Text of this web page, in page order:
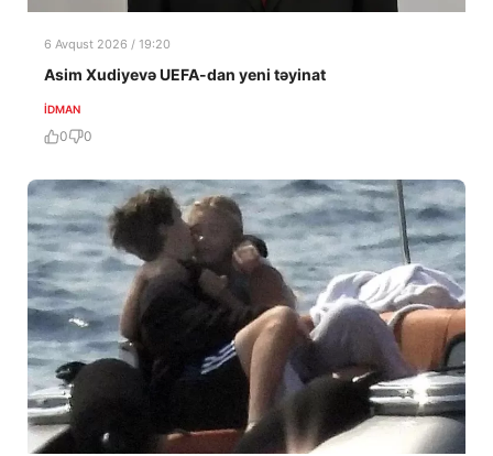
6 Avqust 2026 / 19:20
Asim Xudiyevə UEFA-dan yeni təyinat
İDMAN
0 0